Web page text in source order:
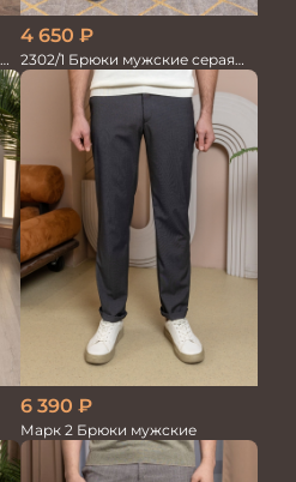
4 650 ₽
2302/1 Брюки мужские серая
елка
6 390 ₽
Марк 2 Брюки мужские